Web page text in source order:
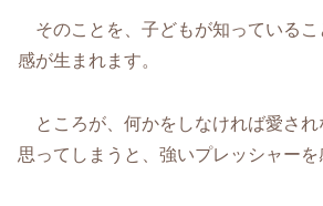
そのことを、子どもが知っているこ
感が生まれます。
ところが、何かをしなければ愛され
思ってしまうと、強いプレッシャーを